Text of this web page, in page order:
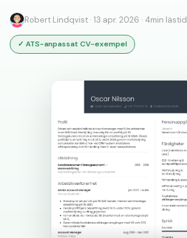
Robert Lindqvist · 13 apr. 2026 · 4min lästid
✓ ATS-anpassat CV-exempel